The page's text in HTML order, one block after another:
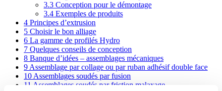
3.3 Conception pour le démontage
3.4 Exemples de produits
4 Principes d’extrusion
5 Choisir le bon alliage
6 La gamme de profilés Hydro
7 Quelques conseils de conception
8 Banque d’idées – assemblages mécaniques
9 Assemblage par collage ou par ruban adhésif double face
10 Assemblages soudés par fusion
11 Assemblages soudés par friction malaxage